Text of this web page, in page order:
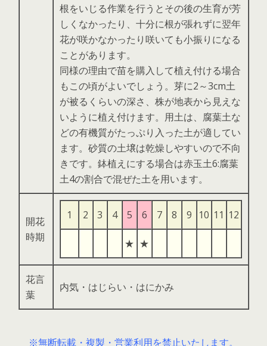
根をいじる作業を行うとその後の生育が芳
しくなかったり、十分に根が張れずに翌年
花が咲かなかったり咲いても小振りになる
ことがあります。
同様の理由で苗を購入して植え付ける場合
もこの頃がよいでしょう。芽に2～3cm土
が被るくらいの深さ、株が地表から見えな
いように植え付けます。用土は、腐葉土な
どの有機質がたっぷり入った土が適してい
ます。砂質の土壌は乾燥しやすいので不向
きです。鉢植えにする場合は赤玉土6:腐葉
土4の割合で混ぜた土を用います。
開花
時期
1 2 3 4 5 6 7 8 9 10 11 12
★ ★
花言
葉
内気・はじらい・はにかみ
※無断転載・複製・営業利用を禁止いたします。